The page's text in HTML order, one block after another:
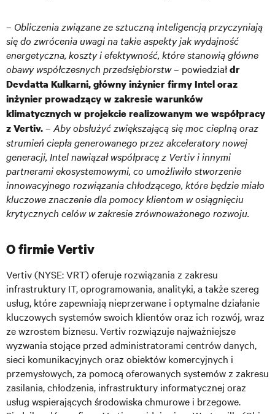
– Obliczenia związane ze sztuczną inteligencją przyczyniają
się do zwrócenia uwagi na takie aspekty jak wydajność
energetyczna, koszty i efektywność, które stanowią główne
obawy współczesnych przedsiębiorstw– powiedziałdr
Devdatta Kulkarni, główny inżynier firmy Intel oraz
inżynier prowadzący w zakresie warunków
klimatycznych w projekcie realizowanym we współpracy
z Vertiv.– Aby obsłużyć zwiększającą się moc cieplną oraz
strumień ciepła generowanego przez akceleratory nowej
generacji, Intel nawiązał współpracę z Vertiv i innymi
partnerami ekosystemowymi, co umożliwiło stworzenie
innowacyjnego rozwiązania chłodzącego, które będzie miało
kluczowe znaczenie dla pomocy klientom w osiągnięciu
krytycznych celów w zakresie zrównoważonego rozwoju.
O firmie Vertiv
Vertiv (NYSE: VRT) oferuje rozwiązania z zakresu
infrastruktury IT, oprogramowania, analityki, a także szereg
usług, które zapewniają nieprzerwane i optymalne działanie
kluczowych systemów swoich klientów oraz ich rozwój, wraz
ze wzrostem biznesu. Vertiv rozwiązuje najważniejsze
wyzwania stojące przed administratorami centrów danych,
sieci komunikacyjnych oraz obiektów komercyjnych i
przemysłowych, za pomocą oferowanych systemów z zakresu
zasilania, chłodzenia, infrastruktury informatycznej oraz
usług wspierających środowiska chmurowe i brzegowe.